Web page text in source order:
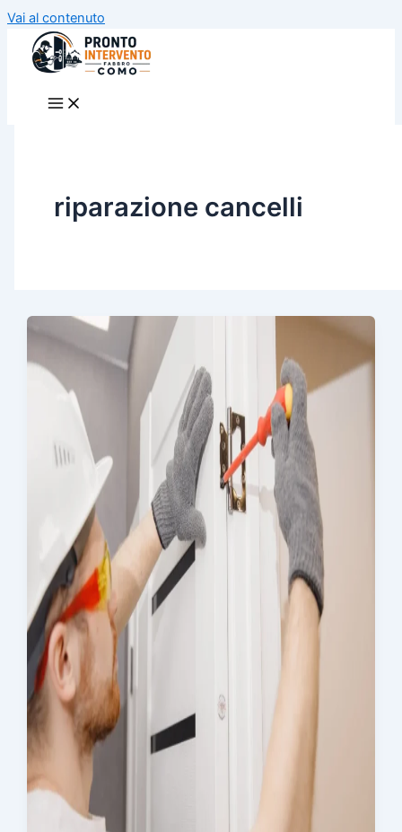
Vai al contenuto
riparazione cancelli